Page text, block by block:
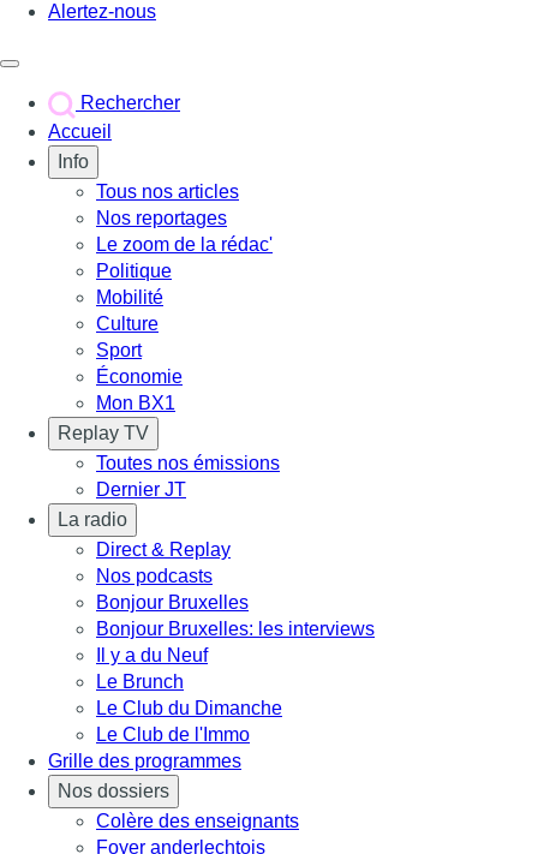
Alertez-nous
Rechercher
Accueil
Info
Tous nos articles
Nos reportages
Le zoom de la rédac'
Politique
Mobilité
Culture
Sport
Économie
Mon BX1
Replay TV
Toutes nos émissions
Dernier JT
La radio
Direct & Replay
Nos podcasts
Bonjour Bruxelles
Bonjour Bruxelles: les interviews
Il y a du Neuf
Le Brunch
Le Club du Dimanche
Le Club de l'Immo
Grille des programmes
Nos dossiers
Colère des enseignants
Foyer anderlechtois